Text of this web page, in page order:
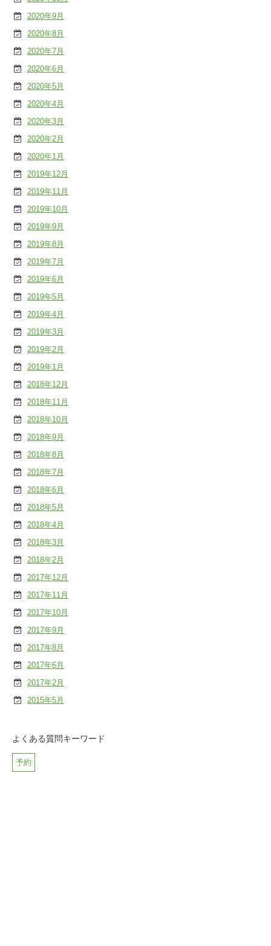
2020年9月
2020年8月
2020年7月
2020年6月
2020年5月
2020年4月
2020年3月
2020年2月
2020年1月
2019年12月
2019年11月
2019年10月
2019年9月
2019年8月
2019年7月
2019年6月
2019年5月
2019年4月
2019年3月
2019年2月
2019年1月
2018年12月
2018年11月
2018年10月
2018年9月
2018年8月
2018年7月
2018年6月
2018年5月
2018年4月
2018年3月
2018年2月
2017年12月
2017年11月
2017年10月
2017年9月
2017年8月
2017年6月
2017年2月
2015年5月
よくある質問キーワード
予約